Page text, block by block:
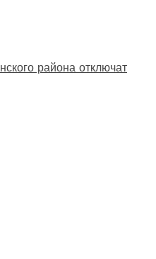
района отключат